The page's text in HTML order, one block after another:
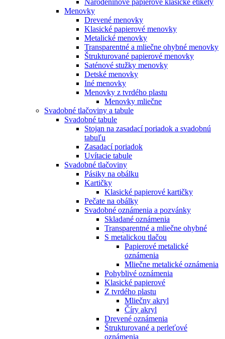
Narodeninové papierové klasické etikety
Menovky
Drevené menovky
Klasické papierové menovky
Metalické menovky
Transparentné a mliečne ohybné menovky
Štrukturované papierové menovky
Saténové stužky menovky
Detské menovky
Iné menovky
Menovky z tvrdého plastu
Menovky mliečne
Svadobné tlačoviny a tabule
Svadobné tabule
Stojan na zasadací poriadok a svadobnú
tabuľu
Zasadací poriadok
Uvítacie tabule
Svadobné tlačoviny
Pásiky na obálku
Kartičky
Klasické papierové kartičky
Pečate na obálky
Svadobné oznámenia a pozvánky
Skladané oznámenia
Transparentné a mliečne ohybné
S metalickou tlačou
Papierové metalické
oznámenia
Mliečne metalické oznámenia
Pohyblivé oznámenia
Klasické papierové
Z tvrdého plastu
Mliečny akryl
Číry akryl
Drevené oznámenia
Štrukturované a perleťové
oznámenia